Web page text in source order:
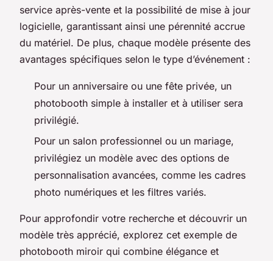
service après-vente et la possibilité de mise à jour
logicielle, garantissant ainsi une pérennité accrue
du matériel. De plus, chaque modèle présente des
avantages spécifiques selon le type d’événement :
Pour un anniversaire ou une fête privée, un
photobooth simple à installer et à utiliser sera
privilégié.
Pour un salon professionnel ou un mariage,
privilégiez un modèle avec des options de
personnalisation avancées, comme les cadres
photo numériques et les filtres variés.
Pour approfondir votre recherche et découvrir un
modèle très apprécié, explorez cet exemple de
photobooth miroir qui combine élégance et